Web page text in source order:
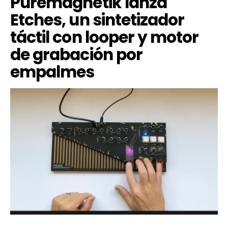
Etches, un sintetizador
táctil con looper y motor
de grabación por
empalmes